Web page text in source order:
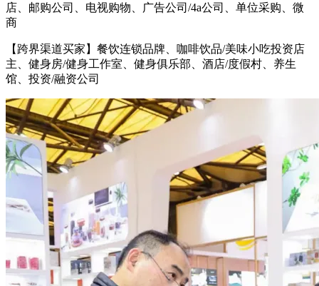
店、邮购公司、电视购物、广告公司/4a公司、单位采购、微
商
【跨界渠道买家】餐饮连锁品牌、咖啡饮品/美味小吃投资店
主、健身房/健身工作室、健身俱乐部、酒店/度假村、养生
馆、投资/融资公司